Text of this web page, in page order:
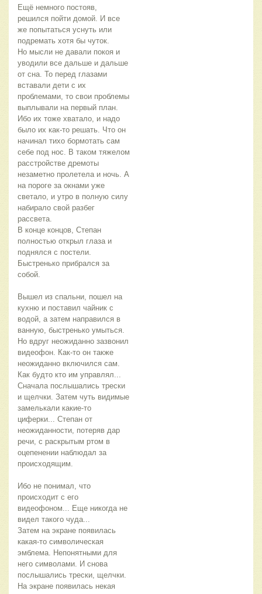
Ещё немного постояв,
решился пойти домой. И все
же попытаться уснуть или
подремать хотя бы чуток.
Но мысли не давали покоя и
уводили все дальше и дальше
от сна. То перед глазами
вставали дети с их
проблемами, то свои проблемы
выплывали на первый план.
Ибо их тоже хватало, и надо
было их как-то решать. Что он
начинал тихо бормотать сам
себе под нос. В таком тяжелом
расстройстве дремоты
незаметно пролетела и ночь. А
на пороге за окнами уже
светало, и утро в полную силу
набирало свой разбег
рассвета.
В конце концов, Степан
полностью открыл глаза и
поднялся с постели.
Быстренько прибрался за
собой.
Вышел из спальни, пошел на
кухню и поставил чайник с
водой, а затем направился в
ванную, быстренько умыться.
Но вдруг неожиданно зазвонил
видеофон. Как-то он также
неожиданно включился сам.
Как будто кто им управлял...
Сначала послышались трески
и щелчки. Затем чуть видимые
замелькали какие-то
циферки... Степан от
неожиданности, потеряв дар
речи, с раскрытым ртом в
оцепенении наблюдал за
происходящим.
Ибо не понимал, что
происходит с его
видеофоном... Еще никогда не
видел такого чуда...
Затем на экране появилась
какая-то символическая
эмблема. Непонятными для
него символами. И снова
послышались трески, щелчки.
На экране появилась некая